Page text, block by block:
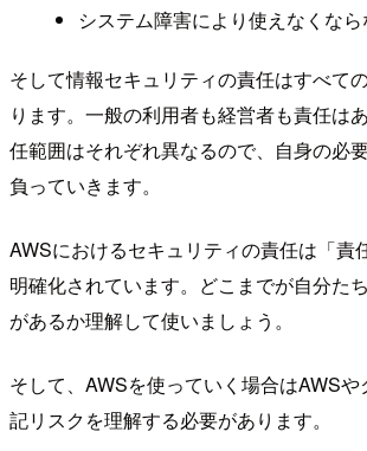
システム障害により使えなくな
そして情報セキュリティの責任はすべて
ります。一般の利用者も経営者も責任は
任範囲はそれぞれ異なるので、自身の必
負っていきます。
AWSにおけるセキュリティの責任は「責
明確化されています。どこまでが自分た
があるか理解して使いましょう。
そして、AWSを使っていく場合はAWS
記リスクを理解する必要があります。